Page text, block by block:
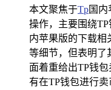
本文聚焦于Tp国
操作，主要围绕
内苹果版的下载相
等细节，但表明了
面着重给出TP钱
有在TP钱包进行